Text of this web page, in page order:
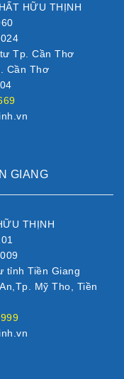
HỮU THỊNH
Tp. Cần Thơ
Cần Thơ
GIANG
THỊNH
tỉnh Tiền Giang
Mỹ Tho, Tiền